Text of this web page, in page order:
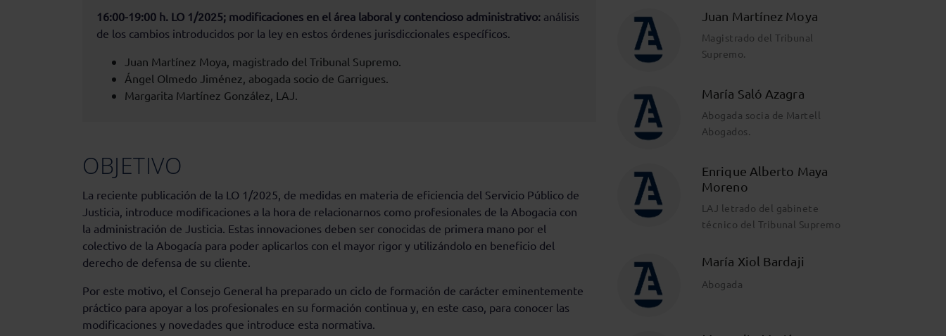
16:00-19:00 h. LO 1/2025; modificaciones en el área laboral y contencioso administrativo: análisis
de los cambios introducidos por la ley en estos órdenes jurisdiccionales específicos.
Juan Martínez Moya, magistrado del Tribunal Supremo.
Ángel Olmedo Jiménez, abogada socio de Garrigues.
Margarita Martínez González, LAJ.
OBJETIVO
La reciente publicación de la LO 1/2025, de medidas en materia de eficiencia del Servicio Público de
Justicia, introduce modificaciones a la hora de relacionarnos como profesionales de la Abogacia con
la administración de Justicia. Estas innovaciones deben ser conocidas de primera mano por el
colectivo de la Abogacía para poder aplicarlos con el mayor rigor y utilizándolo en beneficio del
derecho de defensa de su cliente.
Por este motivo, el Consejo General ha preparado un ciclo de formación de carácter eminentemente
práctico para apoyar a los profesionales en su formación continua y, en este caso, para conocer las
modificaciones y novedades que introduce esta normativa.
Juan Martínez Moya
Magistrado del Tribunal
Supremo.
María Saló Azagra
Abogada socia de Martell
Abogados.
Enrique Alberto Maya
Moreno
LAJ letrado del gabinete
técnico del Tribunal Supremo
María Xiol Bardaji
Abogada